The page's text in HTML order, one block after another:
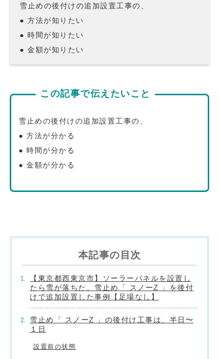
雪止めの後付けの追加設置工事の、
● 方法が知りたい
● 時間が知りたい
● 金額が知りたい
この記事で伝えたいこと
雪止めの後付けの追加設置工事の、
● 方法が分かる
● 時間が分かる
● 金額が分かる
本記事の目次
【東京都西東京市】ソーラーパネルを設置し
たら雪が落ちた。雪止め「 スノーZ 」を後付
けで追加設置した事例【足場なし】
雪止め「 スノーZ 」の後付け工事は、半日〜
１日
設置前の状態